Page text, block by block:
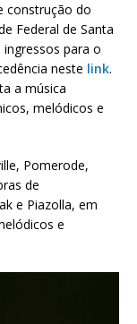
construção do
Federal de Santa
ingressos para o
neste link.
a música
melódicos e
Pomerode,
de
e Piazolla, em
e